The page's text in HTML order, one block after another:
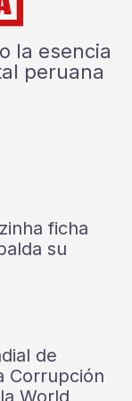
la esencia
peruana
ficha
su
de
Corrupción
World